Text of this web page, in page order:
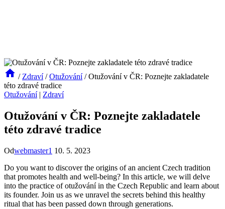
/ Zdraví / Otužování / Otužování v ČR: Poznejte zakladatele
této zdravé tradice
Otužování| Zdraví
Otužování v ČR: Poznejte zakladatele
této zdravé tradice
Odwebmaster1 10. 5. 2023
Do you want to discover the origins of an ancient Czech tradition
that promotes health and well-being? In this article, we will delve
into the practice of otužování in the Czech Republic and learn about
its founder. Join us as we unravel the secrets behind this healthy
ritual that has been passed down through generations.